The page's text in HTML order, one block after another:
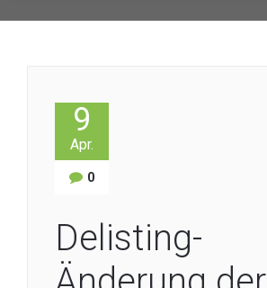
9
Apr.
0
Delisting-